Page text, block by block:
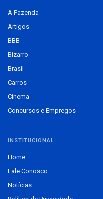
A Fazenda
Artigos
BBB
Bizarro
Brasil
Carros
Cinema
Concursos e Empregos
INSTITUCIONAL
Home
Fale Conosco
Notícias